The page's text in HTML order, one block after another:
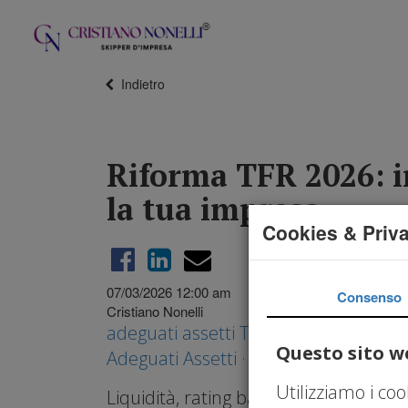
Indietro
Riforma TFR 2026:
la tua impresa
07/03/2026 12:00 am
Cristiano Nonelli
adeguati assetti TFR
Adeguati Assetti · Art. 2086,
Liquidità, rating bancario, rischi
Cookies &
Consenso
Questo sito
Utilizziamo i